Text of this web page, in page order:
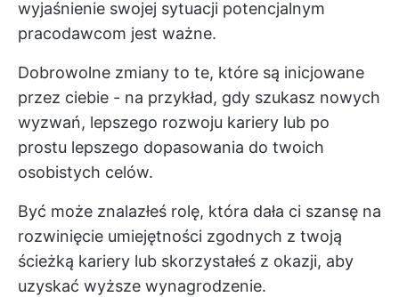
wyjaśnienie swojej sytuacji potencjalnym
pracodawcom jest ważne.
Dobrowolne zmiany to te, które są inicjowane
przez ciebie - na przykład, gdy szukasz nowych
wyzwań, lepszego rozwoju kariery lub po
prostu lepszego dopasowania do twoich
osobistych celów.
Być może znalazłeś rolę, która dała ci szansę na
rozwinięcie umiejętności zgodnych z twoją
ścieżką kariery lub skorzystałeś z okazji, aby
uzyskać wyższe wynagrodzenie.